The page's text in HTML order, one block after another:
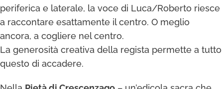
periferica e laterale, la voce di Luca/Roberto riesce
a raccontare esattamente il centro. O meglio
ancora, a cogliere nel centro.
La generosità creativa della regista permette a tutto
questo di accadere.